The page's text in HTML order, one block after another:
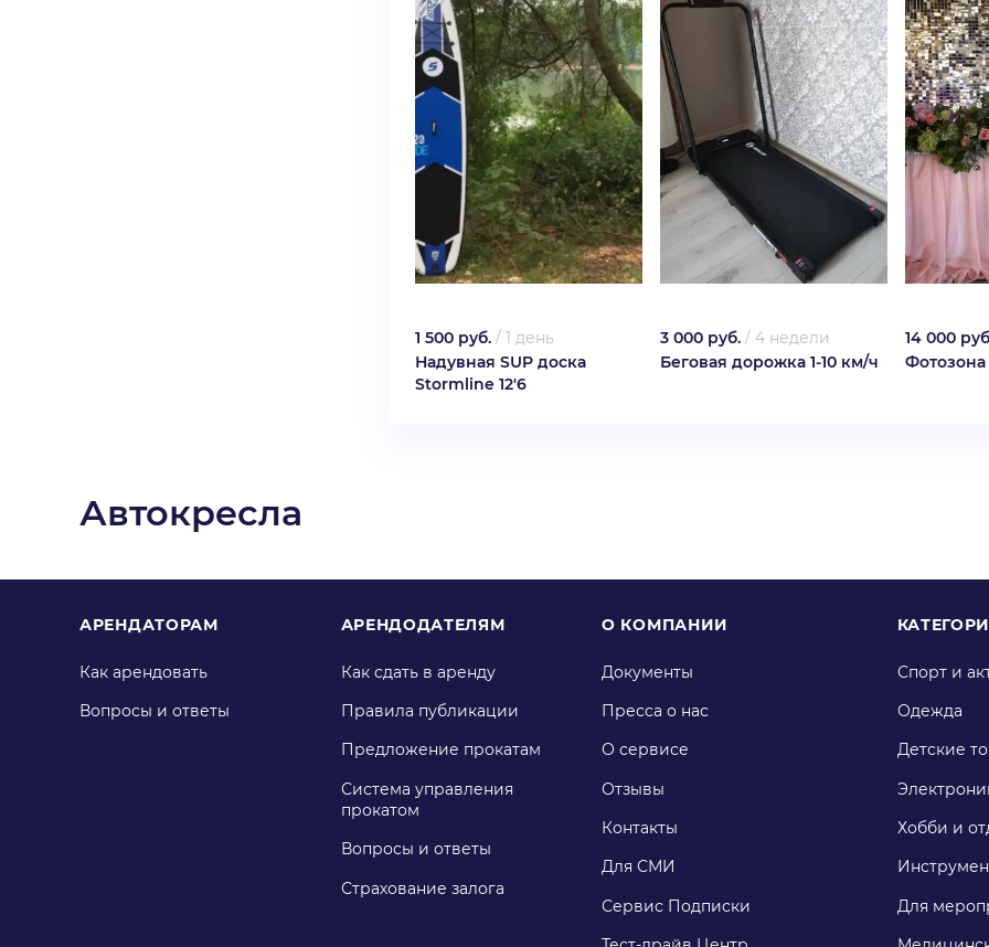
1 500 руб. / 1 день
Надувная SUP доска
Stormline 12'6
3 000 руб. / 4 недели
Беговая дорожка 1-10 км/ч
14 000
Фотозона
Автокресла
АРЕНДАТОРАМ
Как арендовать
Вопросы и ответы
АРЕНДОДАТЕЛЯМ
Как сдать в аренду
Правила публикации
Предложение прокатам
Система управления
прокатом
Вопросы и ответы
Страхование залога
О КОМПАНИИ
Документы
Пресса о нас
О сервисе
Отзывы
Контакты
Для СМИ
Сервис Подписки
Спорт и
Одежда
Детские
Хобби и
Для